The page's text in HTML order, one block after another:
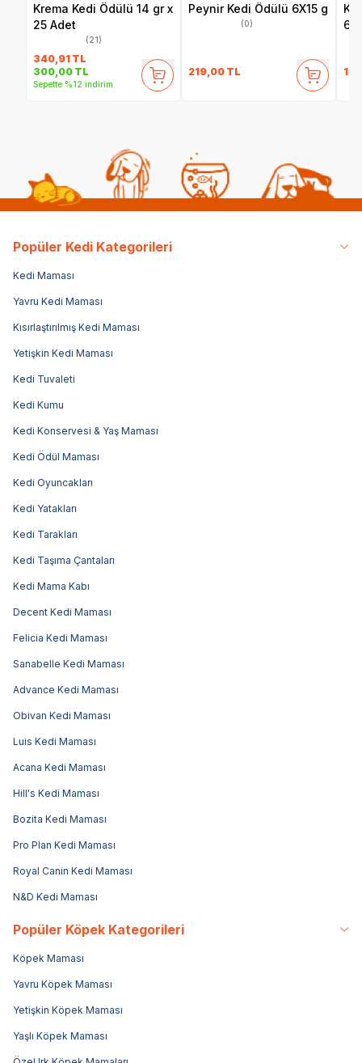
Krema Kedi Ödülü 14 gr x
25 Adet
(21)
340,91 TL
300,00 TL
Sepette %12 indirim
Peynir Kedi Ödülü 6X15 g
(0)
219,00 TL
60
Popüler Kedi Kategorileri
Kedi Maması
Yavru Kedi Maması
Kısırlaştırılmış Kedi Maması
Yetişkin Kedi Maması
Kedi Tuvaleti
Kedi Kumu
Kedi Konservesi & Yaş Maması
Kedi Ödül Maması
Kedi Oyuncakları
Kedi Yatakları
Kedi Tarakları
Kedi Taşıma Çantaları
Kedi Mama Kabı
Decent Kedi Maması
Felicia Kedi Maması
Sanabelle Kedi Maması
Advance Kedi Maması
Obivan Kedi Maması
Luis Kedi Maması
Acana Kedi Maması
Hill's Kedi Maması
Bozita Kedi Maması
Pro Plan Kedi Maması
Royal Canin Kedi Maması
N&D Kedi Maması
Popüler Köpek Kategorileri
Köpek Maması
Yavru Köpek Maması
Yetişkin Köpek Maması
Yaşlı Köpek Maması